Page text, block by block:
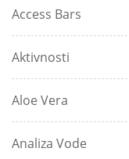
Access Bars
Aktivnosti
Aloe Vera
Analiza Vode